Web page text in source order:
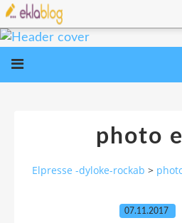
photo
Elpresse -dyloke-rockab >
07.11.2017